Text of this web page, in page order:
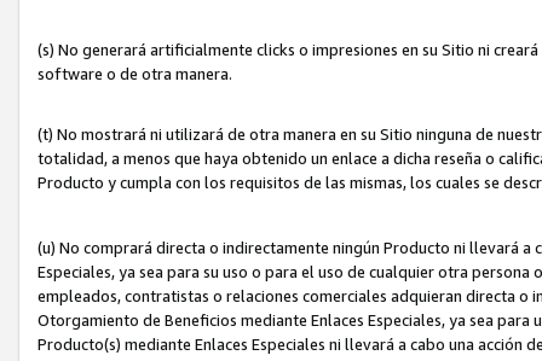
(s) No generará artificialmente clicks o impresiones en su Sitio ni
software o de otra manera.
(t) No mostrará ni utilizará de otra manera en su Sitio ninguna de
totalidad, a menos que haya obtenido un enlace a dicha reseña o
Producto y cumpla con los requisitos de las mismas, los cuales se
(u) No comprará directa o indirectamente ningún Producto ni llevará a
Especiales, ya sea para su uso o para el uso de cualquier otra
empleados, contratistas o relaciones comerciales adquieran directa o
Otorgamiento de Beneficios mediante Enlaces Especiales, ya sea
Producto(s) mediante Enlaces Especiales ni llevará a cabo una